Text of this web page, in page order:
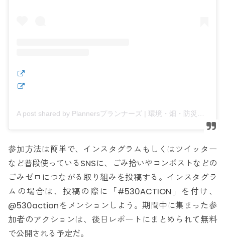
参加方法は簡単で、インスタグラムもしくはツイッター
など普段使っているSNSに、ごみ拾いやコンポストなどの
ごみゼロにつながる取り組みを投稿する。インスタグラ
ムの場合は、投稿の際に「#530ACTION」を付け、
@530actionをメンションしよう。期間中に集まった参
加者のアクションは、後日レポートにまとめられて無料
で公開される予定だ。